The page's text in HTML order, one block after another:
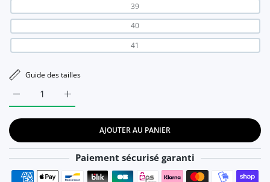
39
40
41
Guide des tailles
Augmenter la quantité de Chaussures de
Augmenter la quantité de Chaussures de dehors à Semelles
AJOUTER AU PANIER
Paiement sécurisé garanti
Moyens de paiement